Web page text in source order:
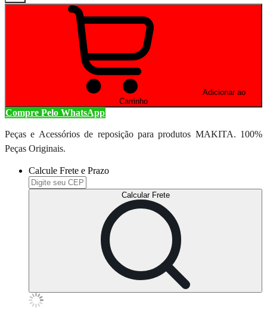
Carrinho
Compre Pelo WhatsApp
Peças e Acessórios de reposição para produtos MAKITA. 100%
Peças Originais.
Calcule Frete e Prazo
Calcular Frete